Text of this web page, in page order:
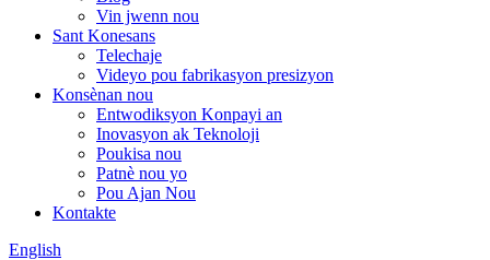
Vin jwenn nou
Sant Konesans
Telechaje
Videyo pou fabrikasyon presizyon
Konsènan nou
Entwodiksyon Konpayi an
Inovasyon ak Teknoloji
Poukisa nou
Patnè nou yo
Pou Ajan Nou
Kontakte
English